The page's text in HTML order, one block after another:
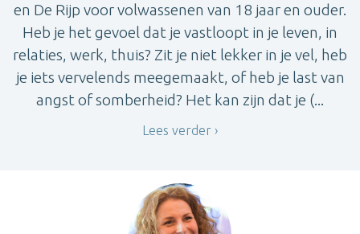
en De Rijp voor volwassenen van 18 jaar en ouder.
Heb je het gevoel dat je vastloopt in je leven, in
relaties, werk, thuis? Zit je niet lekker in je vel, heb
je iets vervelends meegemaakt, of heb je last van
angst of somberheid? Het kan zijn dat je (...
Lees verder